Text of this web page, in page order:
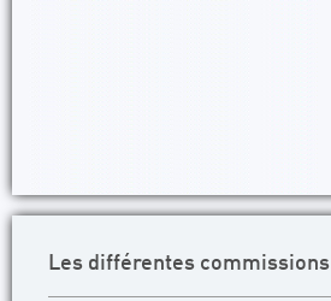
Les différentes commissions